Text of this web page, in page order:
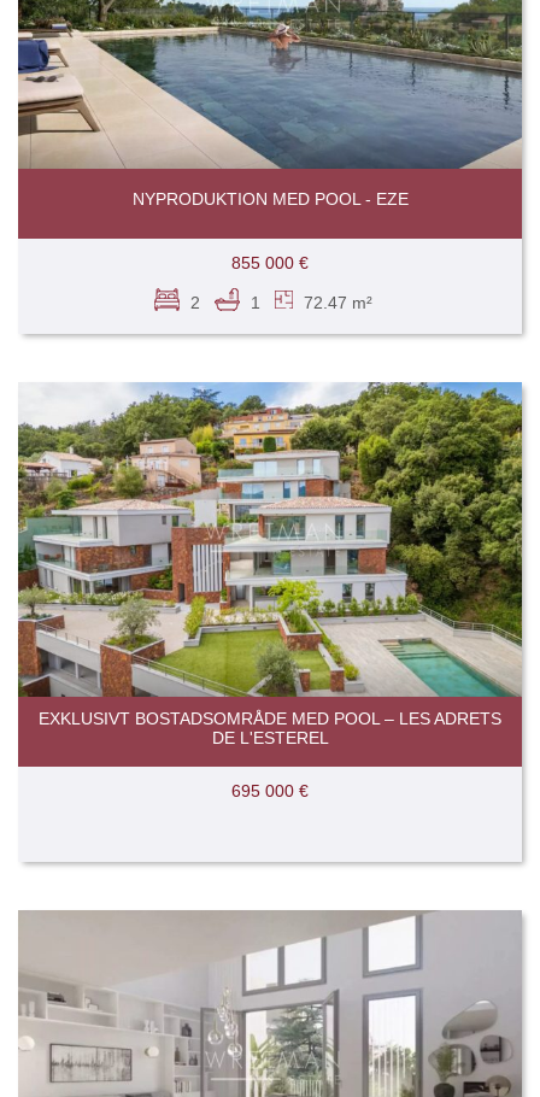
NYPRODUKTION MED POOL - EZE
855 000 €
2 1 72.47 m²
EXKLUSIVT BOSTADSOMRÅDE MED POOL – LES ADRETS
DE L'ESTEREL
695 000 €